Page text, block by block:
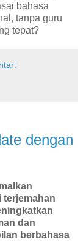
bahasa
tanpa guru
tepat?
dengan
terjemahan
dan
berbahasa